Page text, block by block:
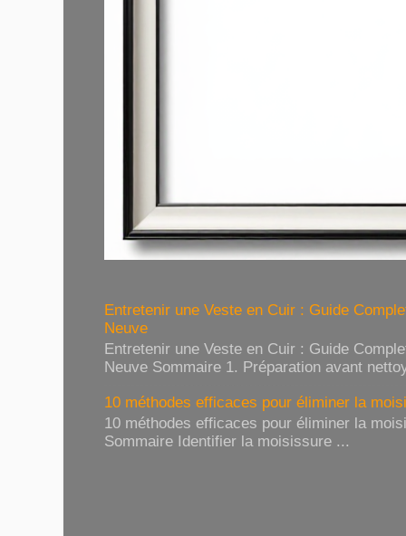
Entretenir une Veste en Cuir : Guide
Neuve
Entretenir une Veste en Cuir : Guide
Neuve Sommaire 1. Préparation avant
10 méthodes efficaces pour éliminer la
10 méthodes efficaces pour éliminer la
Sommaire Identifier la moisissure ...